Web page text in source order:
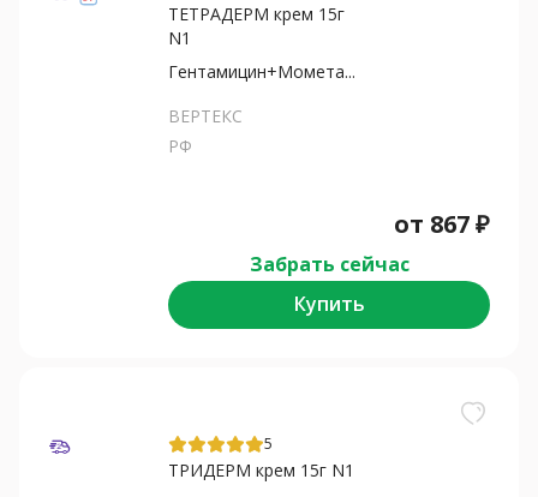
ТЕТРАДЕРМ крем 15г
N1
Гентамицин+Момета...
ВЕРТЕКС
РФ
от 867₽
Забрать сейчас
Купить
5
ТРИДЕРМ крем 15г N1